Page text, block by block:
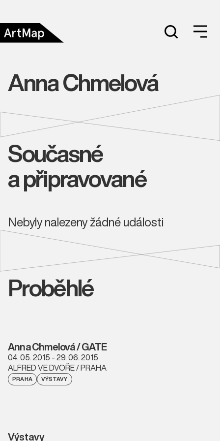
Anna Chmelová
Současné
a připravované
Nebyly nalezeny žádné události
Proběhlé
Anna Chmelová / GATE
04. 05. 2015 - 29. 06. 2015
ALFRED VE DVOŘE / PRAHA
PRAHA VÝSTAVY
Výstavy